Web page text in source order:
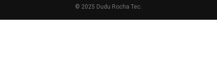
© 2025 Dudu Rocha Tec.